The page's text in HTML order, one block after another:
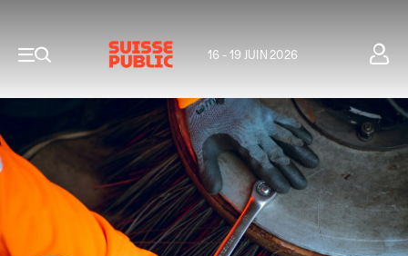
16 - 19 JUIN 2026